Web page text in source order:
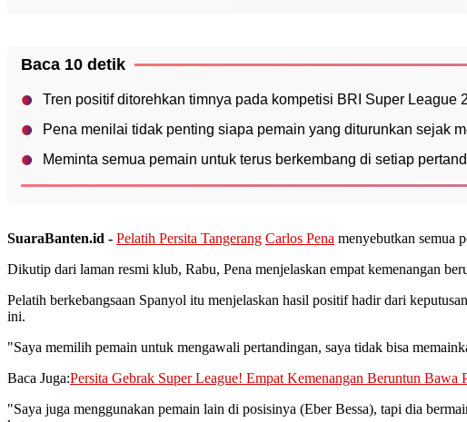
Baca 10 detik
Tren positif ditorehkan timnya pada kompetisi BRI Super League
Pena menilai tidak penting siapa pemain yang diturunkan sejak
Meminta semua pemain untuk terus berkembang di setiap
SuaraBanten.id - Pelatih Persita Tangerang Carlos Pena menyebutkan semua
Dikutip dari laman resmi klub, Rabu, Pena menjelaskan empat kemenangan
Pelatih berkebangsaan Spanyol itu menjelaskan hasil positif hadir dari
ini.
"Saya memilih pemain untuk mengawali pertandingan, saya tidak bisa
Baca Juga:Persita Gebrak Super League! Empat Kemenangan Beruntun Bawa
"Saya juga menggunakan pemain lain di posisinya (Eber Bessa), tapi dia